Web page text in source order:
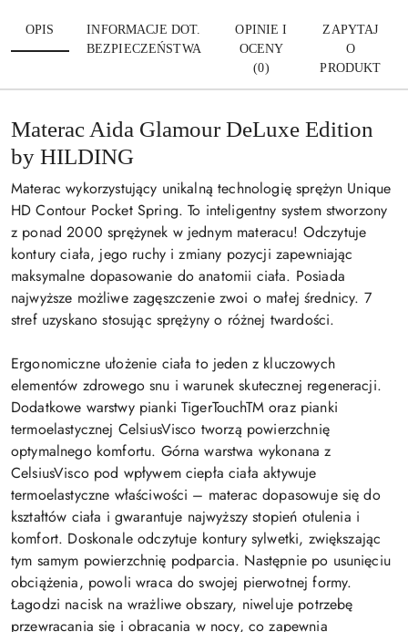
OPIS
INFORMACJE DOT.
BEZPIECZEŃSTWA
OPINIE I
OCENY
(0)
ZAPYTAJ
O
PRODUKT
Materac Aida Glamour DeLuxe Edition
by HILDING
Materac wykorzystujący unikalną technologię sprężyn Unique
HD Contour Pocket Spring. To inteligentny system stworzony
z ponad 2000 sprężynek w jednym materacu! Odczytuje
kontury ciała, jego ruchy i zmiany pozycji zapewniając
maksymalne dopasowanie do anatomii ciała. Posiada
najwyższe możliwe zagęszczenie zwoi o małej średnicy. 7
stref uzyskano stosując sprężyny o różnej twardości.
Ergonomiczne ułożenie ciała to jeden z kluczowych
elementów zdrowego snu i warunek skutecznej regeneracji.
Dodatkowe warstwy pianki TigerTouchTM oraz pianki
termoelastycznej CelsiusVisco tworzą powierzchnię
optymalnego komfortu. Górna warstwa wykonana z
CelsiusVisco pod wpływem ciepła ciała aktywuje
termoelastyczne właściwości – materac dopasowuje się do
kształtów ciała i gwarantuje najwyższy stopień otulenia i
komfort. Doskonale odczytuje kontury sylwetki, zwiększając
tym samym powierzchnię podparcia. Następnie po usunięciu
obciążenia, powoli wraca do swojej pierwotnej formy.
Łagodzi nacisk na wrażliwe obszary, niweluje potrzebę
przewracania się i obracania w nocy, co zapewnia